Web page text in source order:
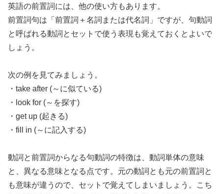
英語の前置詞には、他の使い方もあります。
前置詞句は「前置詞＋名詞または代名詞」ですが、句動詞
と呼ばれる動詞とセットで使う表現も覚えておくとよいで
しょう。
次の例を見てみましょう。
・take after (～に似ている)
・look for (～を探す)
・get up (起きる)
・fill in (～に記入する)
動詞と前置詞からなる句動詞の特徴は、動詞単体の意味
と、異なる意味となる点です。元の動詞とも元の前置詞と
も意味が違うので、セットで覚えてしまいましょう。こち